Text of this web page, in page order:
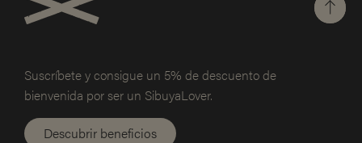
Suscríbete y consigue un 5% dedescuento de
bienvenida por ser un SibuyaLover.
Descubrir beneficios